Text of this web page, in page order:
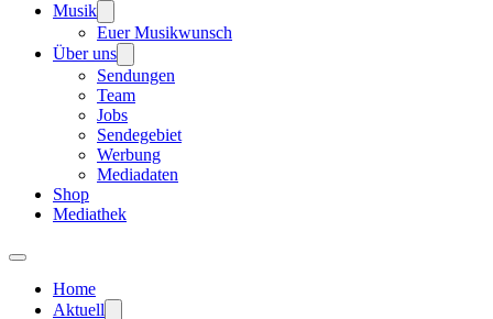
Musik
Euer Musikwunsch
Über uns
Sendungen
Team
Jobs
Sendegebiet
Werbung
Mediadaten
Shop
Mediathek
Home
Aktuell